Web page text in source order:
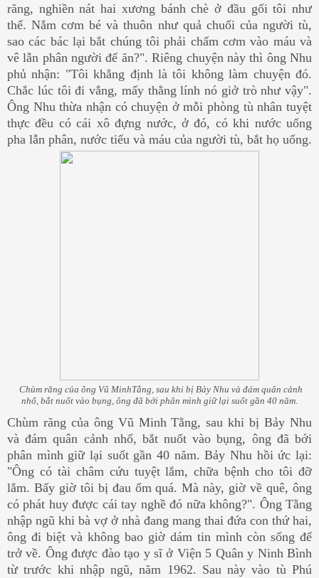
răng, nghiền nát hai xương bánh chè ở đầu gối tôi như
thế. Nắm cơm bé và thuôn như quả chuối của người tù,
sao các bác lại bắt chúng tôi phải chấm cơm vào máu và
vê lẫn phân người để ăn?". Riêng chuyện này thì ông Nhu
phủ nhận: "Tôi khẳng định là tôi không làm chuyện đó.
Chắc lúc tôi đi vắng, mấy thằng lính nó giở trò như vậy".
Ông Nhu thừa nhận có chuyện ở mỗi phòng tù nhân tuyệt
thực đều có cái xô đựng nước, ở đó, có khi nước uống
pha lẫn phân, nước tiểu và máu của người tù, bắt họ uống.
Chùm răng của ông Vũ MinhTằng, sau khi bị Bảy Nhu và đám quân cảnh
nhổ, bắt nuốt vào bụng, ông đã bới phân mình giữ lại suốt gần 40 năm.
Chùm răng của ông Vũ Minh Tằng, sau khi bị Bảy Nhu
và đám quân cảnh nhổ, bắt nuốt vào bụng, ông đã bới
phân mình giữ lại suốt gần 40 năm. Bảy Nhu hồi ức lại:
"Ông có tài châm cứu tuyệt lắm, chữa bệnh cho tôi đỡ
lắm. Bấy giờ tôi bị đau ốm quá. Mà này, giờ về quê, ông
có phát huy được cái tay nghề đó nữa không?". Ông Tằng
nhập ngũ khi bà vợ ở nhà đang mang thai đứa con thứ hai,
ông đi biệt và không bao giờ dám tin mình còn sống để
trở về. Ông được đào tạo y sĩ ở Viện 5 Quân y Ninh Bình
từ trước khi nhập ngũ, năm 1962. Sau này vào tù Phú